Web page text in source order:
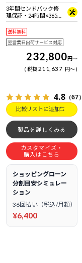
3年間センドバック修
理保証・24時間×365
日電話サポート
送料無料
翌営業日出荷サービス対応
232,800円～
税抜211,637 円～
4.8 （67）
比較リストに追加
製品を詳しくみる
カスタマイズ・
購入はこちら
ショッピングローン
分割目安シミュレー
ション
36回払い（税込/月額）
¥6,400